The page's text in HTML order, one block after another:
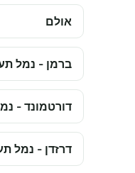
אולם
ברמן - נמל
דורטמונד -
דרזדן - נמל